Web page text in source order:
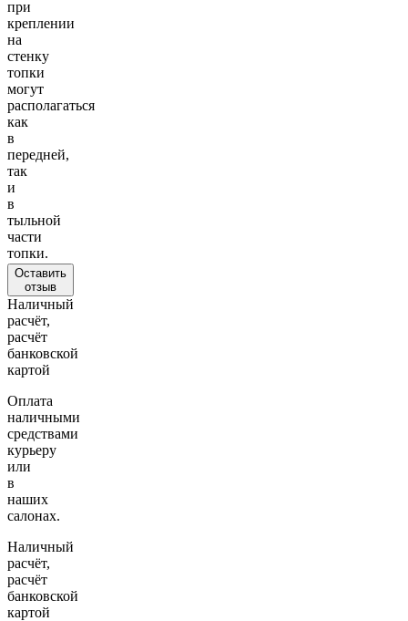
при
креплении
на
стенку
топки
могут
располагаться
как
в
передней,
так
и
в
тыльной
части
топки.
Оставить
отзыв
Наличный
расчёт,
расчёт
банковской
картой
Оплата
наличными
средствами
курьеру
или
в
наших
салонах.
Наличный
расчёт,
расчёт
банковской
картой